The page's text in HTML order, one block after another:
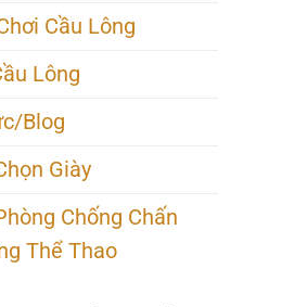
Cầu Lông
Lông
Blog
Giày
Chống Chấn
Thể Thao